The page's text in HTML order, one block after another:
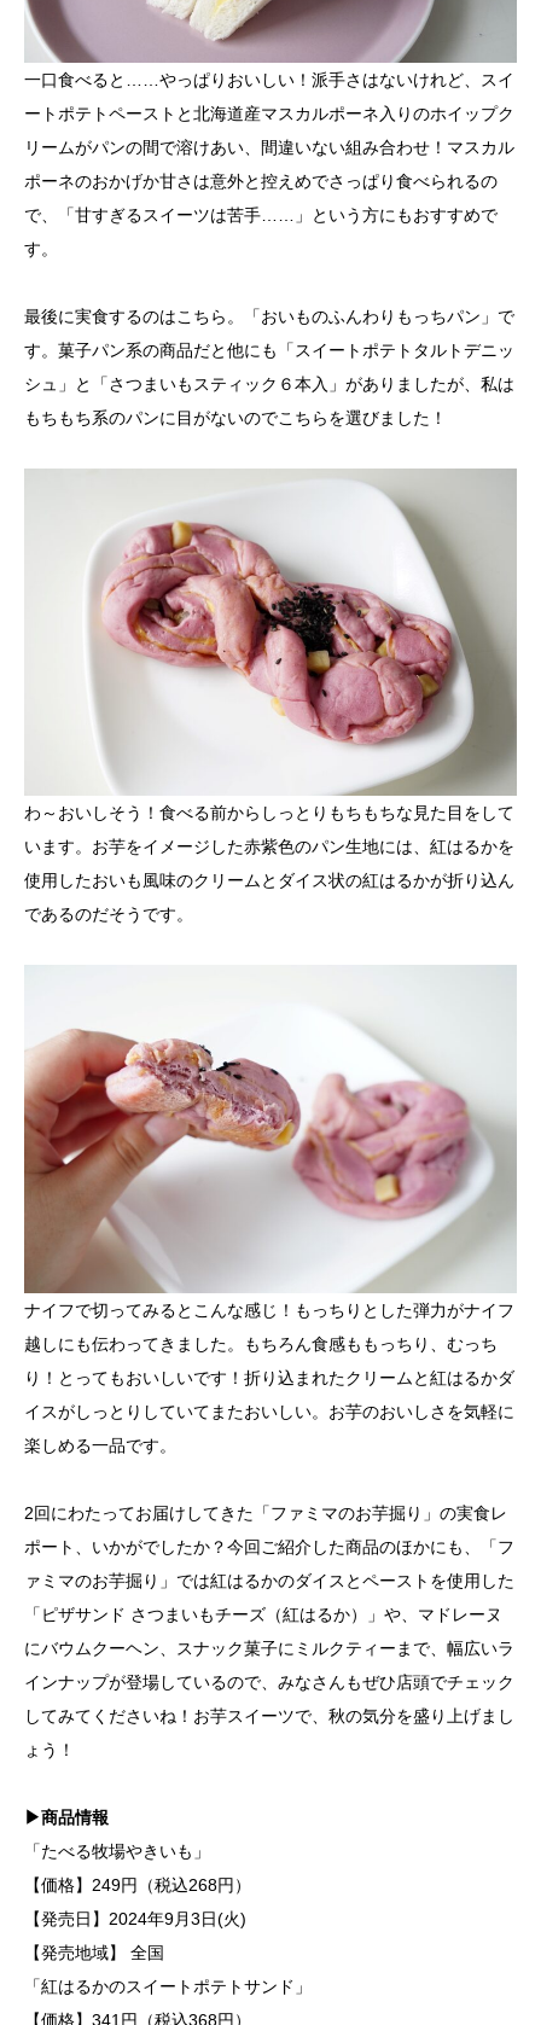
一口食べると……やっぱりおいしい！派手さはないけれど、スイ
ートポテトペーストと北海道産マスカルポーネ入りのホイップク
リームがパンの間で溶けあい、間違いない組み合わせ！マスカル
ポーネのおかげか甘さは意外と控えめでさっぱり食べられるの
で、「甘すぎるスイーツは苦手……」という方にもおすすめで
す。
最後に実食するのはこちら。「おいものふんわりもっちパン」で
す。菓子パン系の商品だと他にも「スイートポテトタルトデニッ
シュ」と「さつまいもスティック６本入」がありましたが、私は
もちもち系のパンに目がないのでこちらを選びました！
わ～おいしそう！食べる前からしっとりもちもちな見た目をして
います。お芋をイメージした赤紫色のパン生地には、紅はるかを
使用したおいも風味のクリームとダイス状の紅はるかが折り込ん
であるのだそうです。
ナイフで切ってみるとこんな感じ！もっちりとした弾力がナイフ
越しにも伝わってきました。もちろん食感ももっちり、むっち
り！とってもおいしいです！折り込まれたクリームと紅はるかダ
イスがしっとりしていてまたおいしい。お芋のおいしさを気軽に
楽しめる一品です。
2回にわたってお届けしてきた「ファミマのお芋掘り」の実食レ
ポート、いかがでしたか？今回ご紹介した商品のほかにも、「フ
ァミマのお芋掘り」では紅はるかのダイスとペーストを使用した
「ピザサンド さつまいもチーズ（紅はるか）」や、マドレーヌ
にバウムクーヘン、スナック菓子にミルクティーまで、幅広いラ
インナップが登場しているので、みなさんもぜひ店頭でチェック
してみてくださいね！お芋スイーツで、秋の気分を盛り上げまし
ょう！
▶商品情報
「たべる牧場やきいも」
【価格】249円（税込268円）
【発売日】2024年9月3日(火)
【発売地域】 全国
「紅はるかのスイートポテトサンド」
【価格】341円（税込368円）